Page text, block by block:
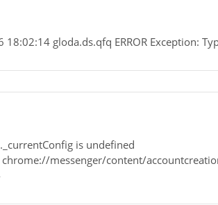
18:02:14 gloda.ds.qfq ERROR Exception:
is undefined
messenger/content/